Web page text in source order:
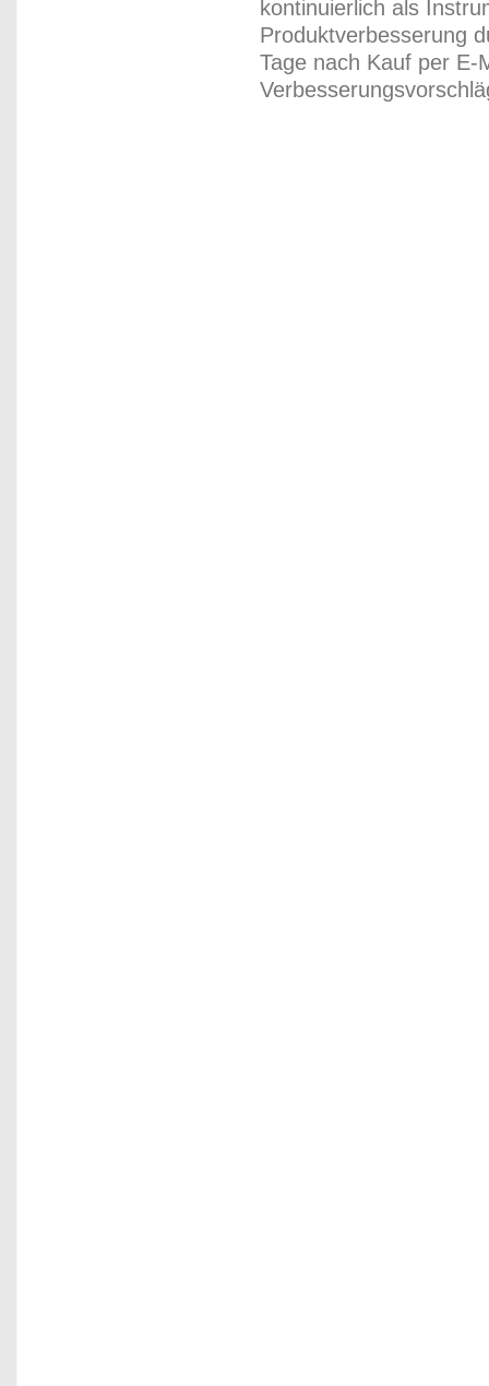
kontinuierlich als
Produktverbesserung
Tage nach Kauf per E-